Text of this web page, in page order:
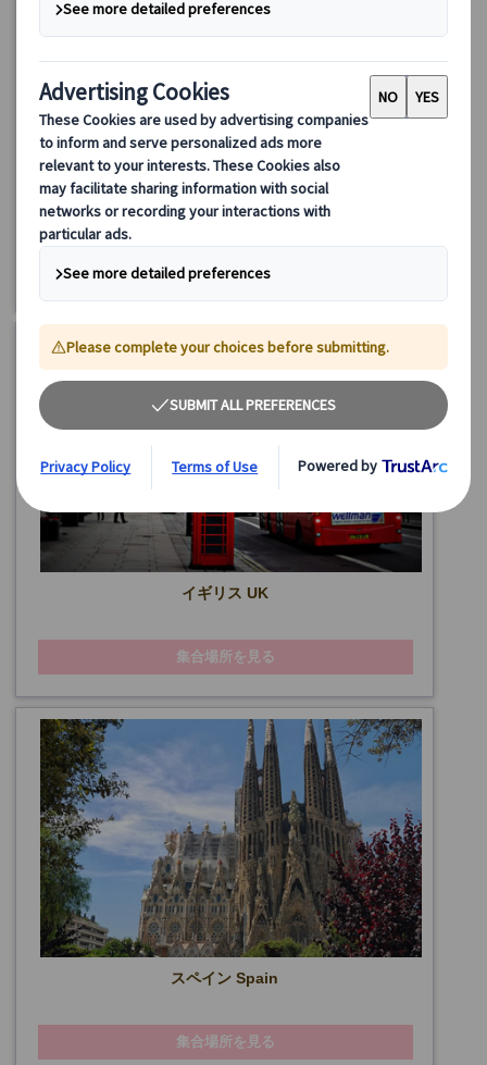
イタリア Italy
集合場所を見る
イギリス UK
集合場所を見る
スペイン Spain
集合場所を見る